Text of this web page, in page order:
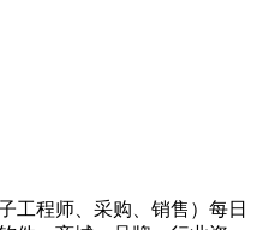
工程师、采购、销售）每日